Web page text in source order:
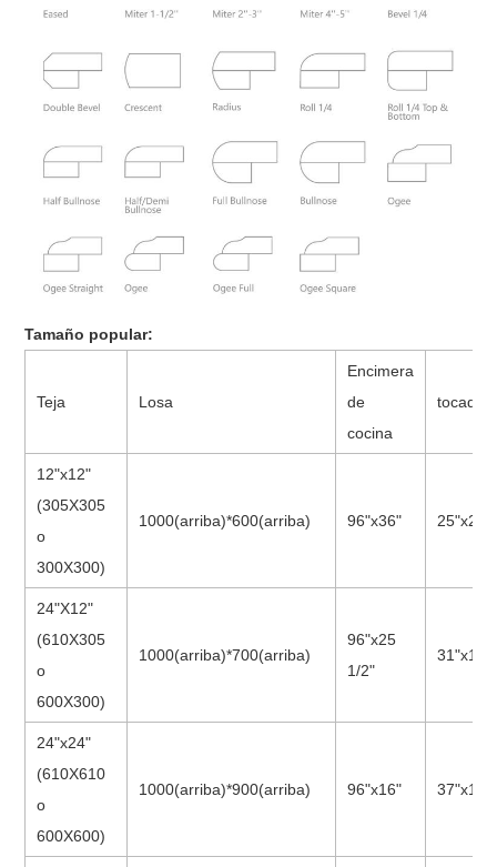
Tamaño popular:
Teja Losa
Encimera
de
cocina
tocador
12"x12"
(305X305
o
300X300)
1000(arriba)*600(arriba) 96"x36" 25"x22"
24"X12"
(610X305
o
600X300)
1000(arriba)*700(arriba)
96"x25
1/2"
24"x24"
(610X610
o
600X600)
1000(arriba)*900(arriba) 96"x16"